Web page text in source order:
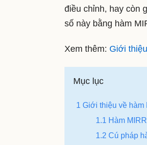
điều chỉnh, hay còn
số này bằng hàm
Xem thêm: Giới
Mục lục
1 Giới thiệu về hàm
1.1 Hàm
1.2 Cú pháp